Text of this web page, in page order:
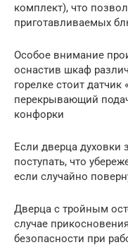
комплект), что
приготавливаемых
Особое внимание
оснастив шкаф
горелке стоит датчик
перекрывающий
конфорки
Если дверца духовки
поступать, что
если случайно
Дверца с тройным
случае
безопасности при